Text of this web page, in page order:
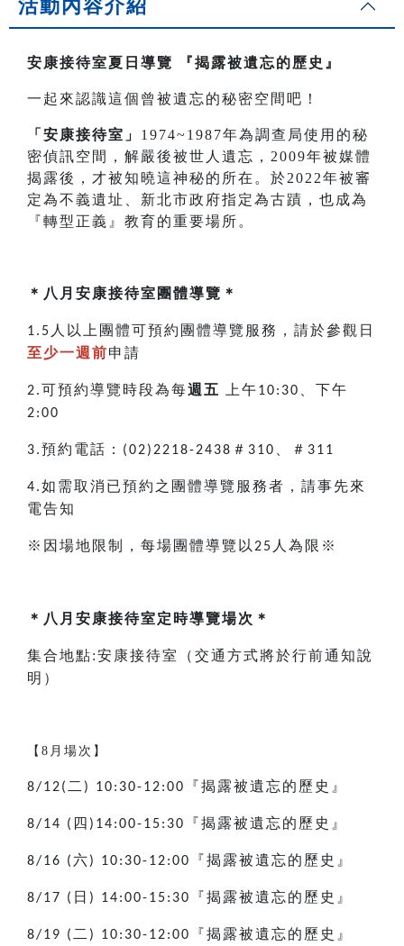
活動內容介紹
安康接待室夏日導覽 『揭露被遺忘的歷史』
一起來認識這個曾被遺忘的秘密空間吧！
「安康接待室」 1974~1987年為調查局使用的秘
密偵訊空間，解嚴後被世人遺忘，2009年被媒體
揭露後，才被知曉這神秘的所在。於2022年被審
定為不義遺址、新北市政府指定為古蹟，也成為
『轉型正義』教育的重要場所。
＊八月安康接待室團體導覽＊
1.5 人以上團體可預約團體導覽服務，請於參觀日
至少一週前申請
2.可預約導覽時段為每週五 上午10:30 、下午
2:00
3.預約電話： (02)2218-2438＃310 ＃311
4.如需取消已預約之團體導覽服務者，請事先來
電告知
※因場地限制，每場團體導覽以 25 人為限※
＊八月安康接待室定時導覽場次＊
集合地點:安康接待室
（交通方式將於行前通知說
明）
【8月場次】
8/12( 二 ) 10:30-12:00 『揭露被遺忘的歷史』
8/14 ( 四 )14:00-15:30 『揭露被遺忘的歷史』
8/16 ( 六) 10:30-12:00 『揭露被遺忘的歷史』
8/17 ( 日 ) 14:00-15:30 『揭露被遺忘的歷史』
8/19 ( 二 ) 10:30-12:00 『揭露被遺忘的歷史』